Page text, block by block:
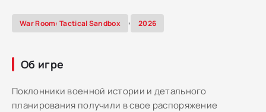
War Room: Tactical Sandbox , 2026
Об игре
Поклонники военной истории и детального
планирования получили в свое распоряжение